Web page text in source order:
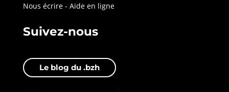
Nous écrire - Aide en ligne
Suivez-nous
Le blog du .bzh